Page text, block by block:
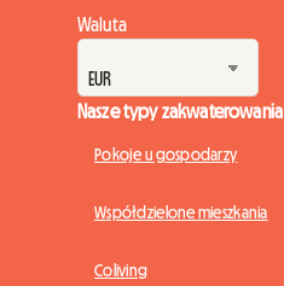
Waluta
Nasze typy zakwaterowania
Pokoje u gospodarzy
Współdzielone mieszkania
Coliving